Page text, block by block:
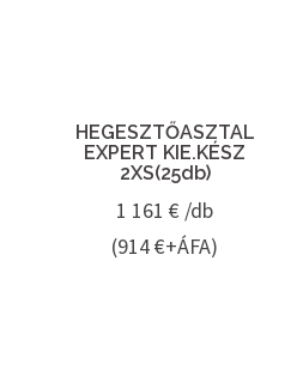
HEGESZTŐASZTAL
EXPERT KIE.KÉSZ
2XS(25db)
1 161€ /db
(914 €+ÁFA)